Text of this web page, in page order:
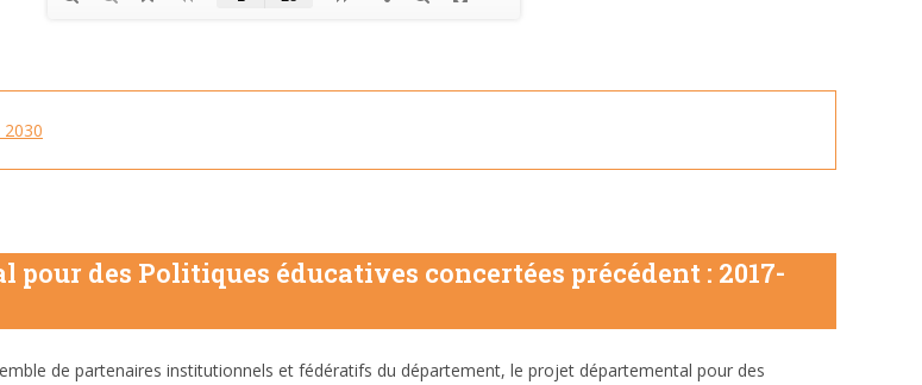
pour des Politiques éducatives concertées précédent : 2017-
de partenaires institutionnels et fédératifs du département, le projet départemental pour des